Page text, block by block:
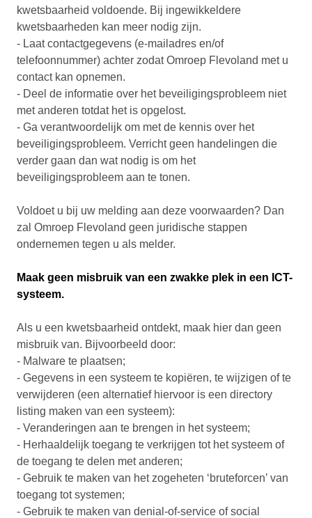
kwetsbaarheid voldoende. Bij ingewikkeldere
kwetsbaarheden kan meer nodig zijn.
- Laat contactgegevens (e-mailadres en/of
telefoonnummer) achter zodat Omroep Flevoland met u
contact kan opnemen.
- Deel de informatie over het beveiligingsprobleem niet
met anderen totdat het is opgelost.
- Ga verantwoordelijk om met de kennis over het
beveiligingsprobleem. Verricht geen handelingen die
verder gaan dan wat nodig is om het
beveiligingsprobleem aan te tonen.
Voldoet u bij uw melding aan deze voorwaarden? Dan
zal Omroep Flevoland geen juridische stappen
ondernemen tegen u als melder.
Maak geen misbruik van een zwakke plek in een ICT-
systeem.
Als u een kwetsbaarheid ontdekt, maak hier dan geen
misbruik van. Bijvoorbeeld door:
- Malware te plaatsen;
- Gegevens in een systeem te kopiëren, te wijzigen of te
verwijderen (een alternatief hiervoor is een directory
listing maken van een systeem):
- Veranderingen aan te brengen in het systeem;
- Herhaaldelijk toegang te verkrijgen tot het systeem of
de toegang te delen met anderen;
- Gebruik te maken van het zogeheten ‘bruteforcen’ van
toegang tot systemen;
- Gebruik te maken van denial-of-service of social